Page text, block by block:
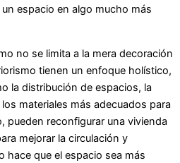
espacio en algo mucho más
no se limita a la mera decoración
tienen un enfoque holístico,
la distribución de espacios, la
materiales más adecuados para
pueden reconfigurar una vivienda
mejorar la circulación y
hace que el espacio sea más